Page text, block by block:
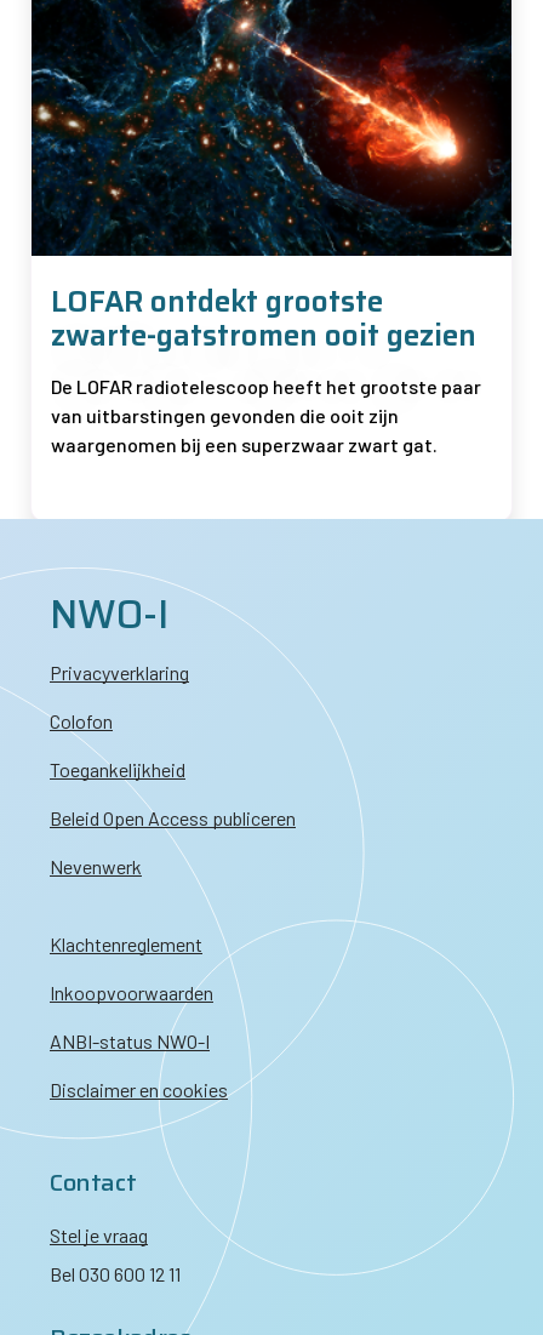
LOFAR ontdekt grootste
zwarte-gatstromen ooit gezien
De LOFAR radiotelescoop heeft het grootste paar
van uitbarstingen gevonden die ooit zijn
waargenomen bij een superzwaar zwart gat.
NWO-I
Privacyverklaring
Colofon
Toegankelijkheid
Beleid Open Access publiceren
Nevenwerk
Klachtenreglement
Inkoopvoorwaarden
ANBI-status NWO-I
Disclaimer en cookies
Contact
Stel je vraag
Bel 030 600 12 11